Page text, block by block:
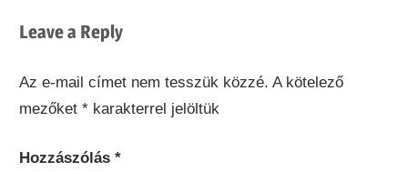
Leave a Reply
Az e-mail címet nem tesszük közzé. A kötelező
mezőket* karakterrel jelöltük
Hozzászólás*